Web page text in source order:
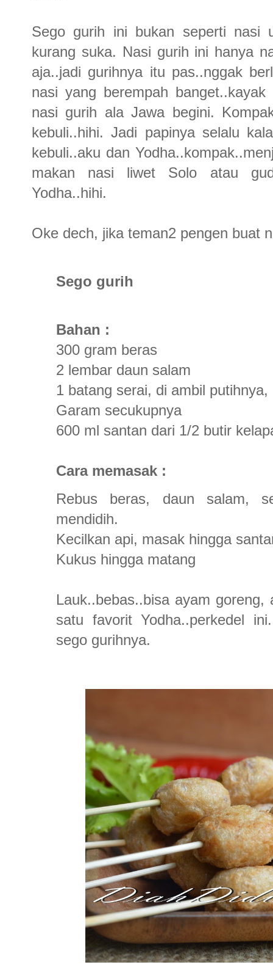
Sego gurih ini bukan seperti nasi
kurang suka. Nasi gurih ini hanya
aja..jadi gurihnya itu pas..nggak
nasi yang berempah
nasi gurih ala Jawa begini.
kebuli..hihi. Jadi papinya selalu
kebuli..aku dan
makan nasi liwet Solo atau
Yodha..hihi.
Oke dech, jika teman2 pengen buat
Sego gurih
Bahan :
300 gram beras
2 lembar daun salam
1 batang serai, di ambil
Garam secukupnya
600 ml santan dari 1/2 butir
Cara memasak :
Rebus beras, daun salam,
mendidih.
Kecilkan api, masak hingga
Kukus hingga matang
Lauk..bebas..bisa ayam
satu favorit Yodha..perkedel
sego gurihnya.